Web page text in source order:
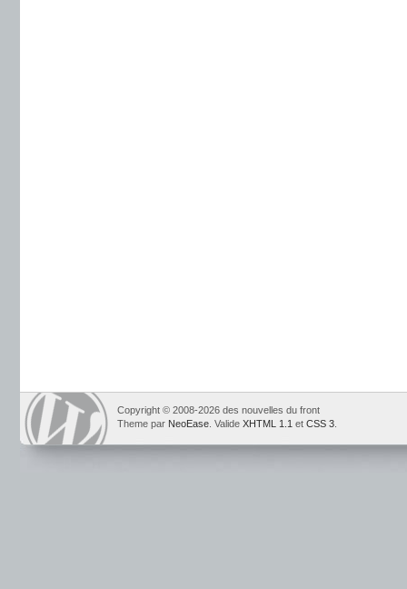
Copyright © 2008-2026 des nouvelles du front
Theme par NeoEase . Valide XHTML 1.1 et CSS 3